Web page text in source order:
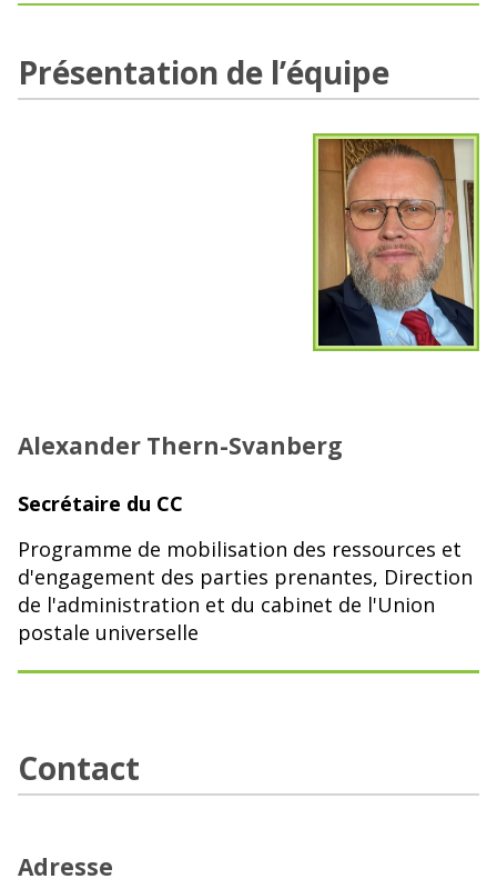
Présentation de l’équipe
Alexander Thern-Svanberg
Secrétaire du CC
Programme de mobilisation des ressources et
d'engagement des parties prenantes, Direction
de l'administration et du cabinet de l'Union
postale universelle
Contact
Adresse